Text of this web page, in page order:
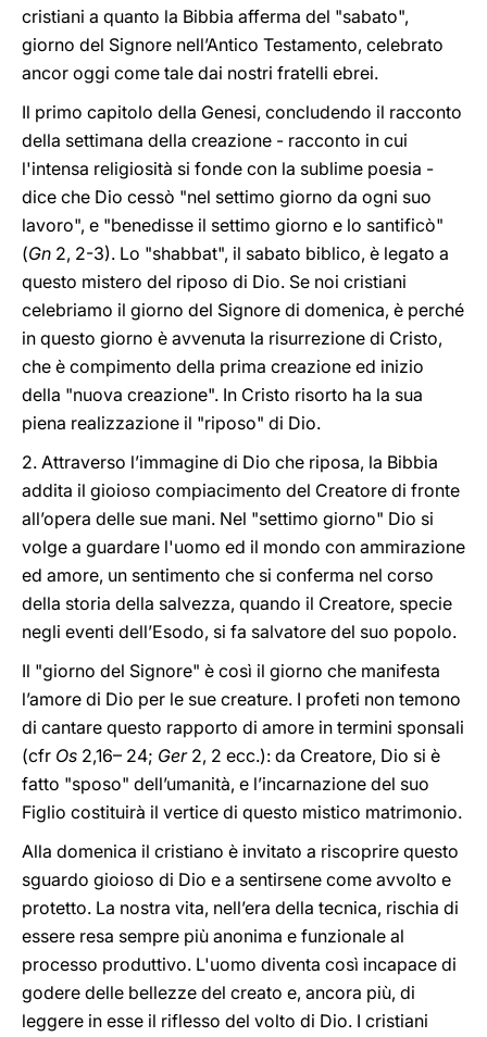
cristiani a quanto la Bibbia afferma del "sabato",
giorno del Signore nell’Antico Testamento, celebrato
ancor oggi come tale dai nostri fratelli ebrei.
Il primo capitolo della Genesi, concludendo il racconto
della settimana della creazione - racconto in cui
l'intensa religiosità si fonde con la sublime poesia -
dice che Dio cessò "nel settimo giorno da ogni suo
lavoro", e "benedisse il settimo giorno e lo santificò"
(Gn 2, 2-3). Lo "shabbat", il sabato biblico, è legato a
questo mistero del riposo di Dio. Se noi cristiani
celebriamo il giorno del Signore di domenica, è perché
in questo giorno è avvenuta la risurrezione di Cristo,
che è compimento della prima creazione ed inizio
della "nuova creazione". In Cristo risorto ha la sua
piena realizzazione il "riposo" di Dio.
2. Attraverso l’immagine di Dio che riposa, la Bibbia
addita il gioioso compiacimento del Creatore di fronte
all’opera delle sue mani. Nel "settimo giorno" Dio si
volge a guardare l'uomo ed il mondo con ammirazione
ed amore, un sentimento che si conferma nel corso
della storia della salvezza, quando il Creatore, specie
negli eventi dell’Esodo, si fa salvatore del suo popolo.
Il "giorno del Signore" è così il giorno che manifesta
l’amore di Dio per le sue creature. I profeti non temono
di cantare questo rapporto di amore in termini sponsali
(cfr Os 2,16– 24; Ger2, 2 ecc.): da Creatore, Dio si è
fatto "sposo" dell’umanità, e l’incarnazione del suo
Figlio costituirà il vertice di questo mistico matrimonio.
Alla domenica il cristiano è invitato a riscoprire questo
sguardo gioioso di Dio e a sentirsene come avvolto e
protetto. La nostra vita, nell’era della tecnica, rischia di
essere resa sempre più anonima e funzionale al
processo produttivo. L'uomo diventa così incapace di
godere delle bellezze del creato e, ancora più, di
leggere in esse il riflesso del volto di Dio. I cristiani